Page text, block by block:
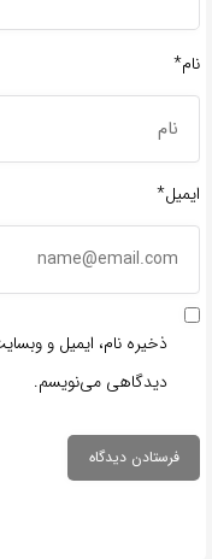
نام*
ایمیل*
ذخیره نام، ایمیل و
دیدگاهی می‌نویسم.